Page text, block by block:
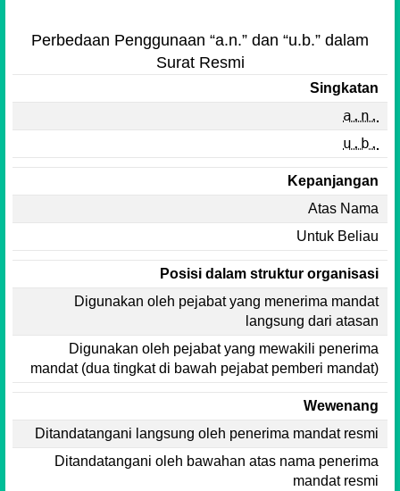
Perbedaan Penggunaan “a.n.” dan “u.b.” dalam
Surat Resmi
Singkatan
a.n.
u.b.
Kepanjangan
Atas Nama
Untuk Beliau
Posisi dalam struktur organisasi
Digunakan oleh pejabat yang menerima mandat
langsung dari atasan
Digunakan oleh pejabat yang mewakili penerima
mandat (dua tingkat di bawah pejabat pemberi mandat)
Wewenang
Ditandatangani langsung oleh penerima mandat resmi
Ditandatangani oleh bawahan atas nama penerima
mandat resmi